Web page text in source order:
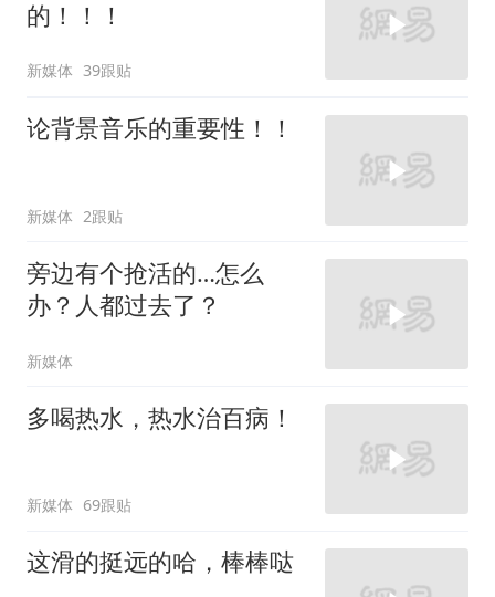
的！！！
新媒体 39跟贴
论背景音乐的重要性！！
新媒体 2跟贴
旁边有个抢活的…怎么
办？人都过去了？
新媒体
多喝热水，热水治百病！
新媒体 69跟贴
这滑的挺远的哈，棒棒哒